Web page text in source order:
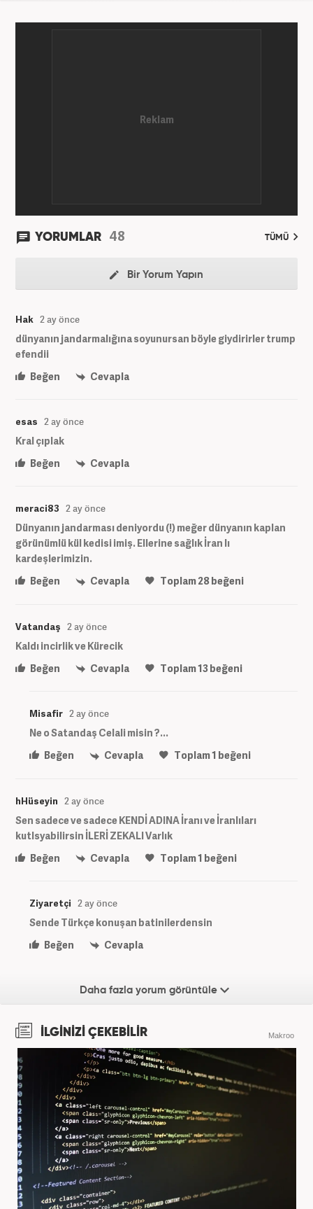
YORUMLAR 48 TÜMÜ
Bir Yorum Yapın
Hak 2 ay önce
dünyanın jandarmalığına soyunursan böyle giydirirler trump
efendii
Beğen
Cevapla
esas 2 ay önce
Kral çıplak
Beğen
Cevapla
meraci83 2 ay önce
Dünyanın jandarması deniyordu (!) meğer dünyanın kaplan
görünümlü kül kedisi imiş. Ellerine sağlık İran lı
kardeşlerimizin.
Beğen
Cevapla Toplam28beğeni
Vatandaş 2 ay önce
Kaldı incirlik ve Kürecik
Beğen
Cevapla Toplam13beğeni
Misafir 2 ay önce
Ne o Satandaş Celali misin ?...
Beğen
Cevapla Toplam1 beğeni
hHüseyin 2 ay önce
Sen sadece ve sadece KENDİ ADINA İranı ve İranlıları
kutlsyabilirsin İLERİ ZEKALI Varlık
Beğen
Cevapla Toplam1 beğeni
Ziyaretçi 2 ay önce
Sende Türkçe konuşan batinilerdensin
Beğen
Cevapla
Daha fazla yorum görüntüle
İLGİNİZİ ÇEKEBİLİR Makroo